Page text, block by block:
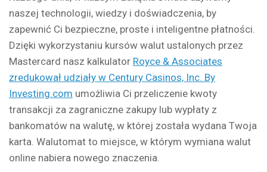
naszej technologii, wiedzy i doświadczenia, by
zapewnić Ci bezpieczne, proste i inteligentne płatności.
Dzięki wykorzystaniu kursów walut ustalonych przez
Mastercard nasz kalkulator Royce & Associates
zredukował udziały w Century Casinos, Inc. By
Investing.com umożliwia Ci przeliczenie kwoty
transakcji za zagraniczne zakupy lub wypłaty z
bankomatów na walutę, w której została wydana Twoja
karta. Walutomat to miejsce, w którym wymiana walut
online nabiera nowego znaczenia.